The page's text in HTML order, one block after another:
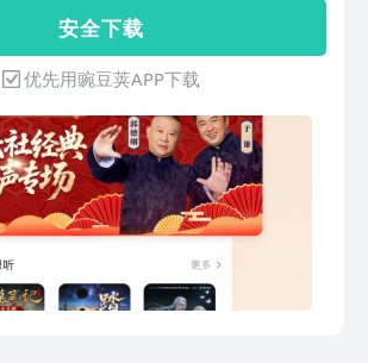
畅听！【听书赚钱】新人红包、听书赚
钱、签到打卡、实物兑换......超多玩法！
轻松赚钱，轻松提现，秒到账。【懒人内
容】涵盖全国超85%正版网络小说16个
大类，115个小类，超10万本正版有声书
有声小说：大奉打更人、剑来、盗墓笔
记、鬼吹灯、牧神记、上门龙婿、凡人修
仙传、遮天、仙逆、庆余年、我的26岁
女儿童：植物大战僵尸系列、小猪佩奇系
列、宝宝巴士系列、口袋里的超级坦克、
安 全 下 载
优先用豌豆荚APP下载